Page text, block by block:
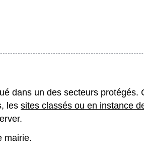
dans un des secteurs protégés.
les sites classés ou en instance
mairie.